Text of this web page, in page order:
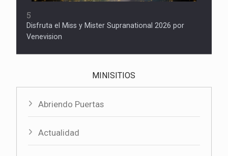
5
Disfruta el Miss y Mister Supranational 2026 por
Venevision
MINISITIOS
Abriendo Puertas
Actualidad